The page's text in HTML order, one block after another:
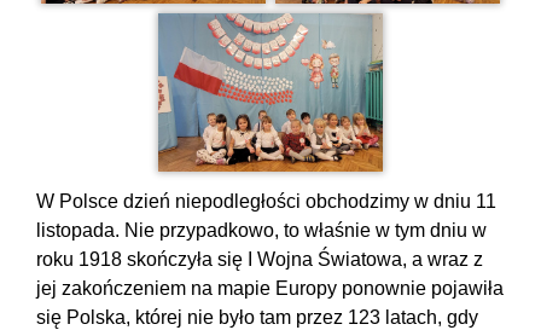
W Polsce dzień niepodległości obchodzimy w dniu 11
listopada. Nie przypadkowo, to właśnie w tym dniu w
roku 1918 skończyła się I Wojna Światowa, a wraz z
jej zakończeniem na mapie Europy ponownie pojawiła
się Polska, której nie było tam przez 123 latach, gdy